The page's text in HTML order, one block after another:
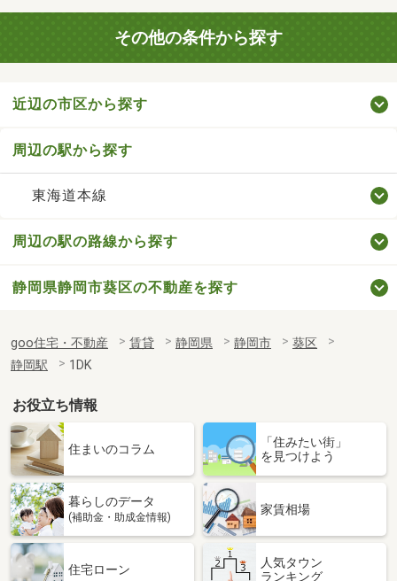
その他の条件から探す
近辺の市区から探す
周辺の駅から探す
東海道本線
周辺の駅の路線から探す
静岡県静岡市葵区の不動産を探す
goo住宅・不動産 賃貸 静岡県 静岡市
葵区
静岡駅
1DK
お役立ち情報
住まいのコラム
「住みたい街」
を見つけよう
暮らしのデータ
(補助金・助成金情報)
家賃相場
住宅ローン
人気タウン
ランキング